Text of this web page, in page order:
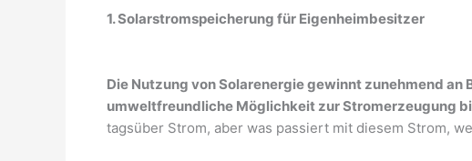
1. Solarstromspeicherung für Eigenheimbesitzer
Die Nutzung von Solarenergie gewinnt zunehmend
umweltfreundliche Möglichkeit zur Stromerzeugung
tagsüber Strom, aber was passiert mit diesem Strom,